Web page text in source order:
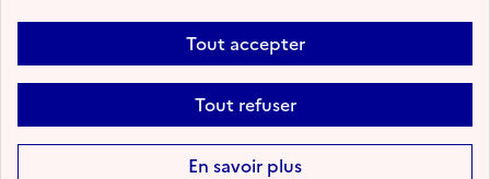
Tout accepter
Tout refuser
En savoir plus
Plan du site Nous contacter
Accessibilité : partiellement conforme
Gestion des cookies
Paramètres d'affichage
Flux RSS